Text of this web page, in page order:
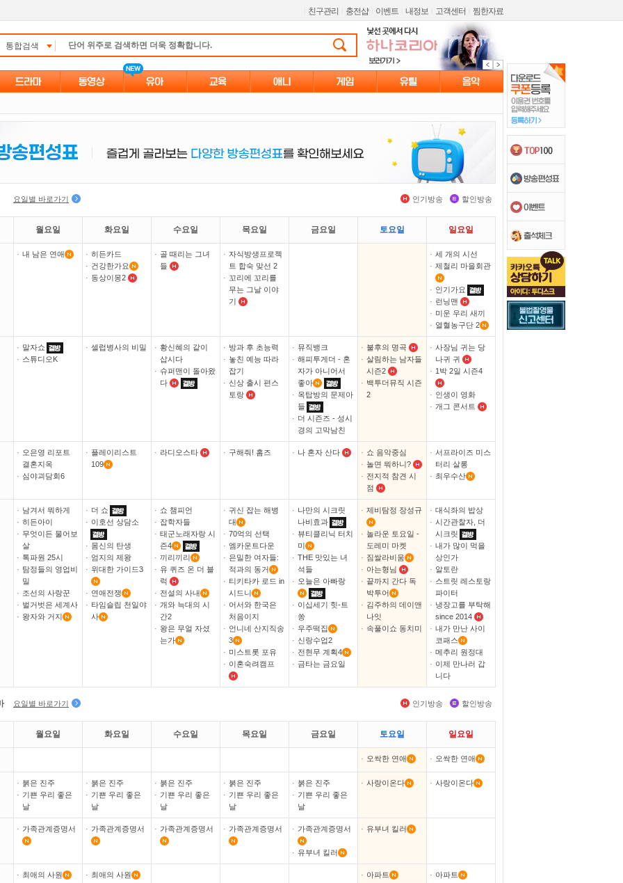
친구관리 충전샵 이벤트 내정보 고객센터 찜한자료
통합검색
요일별 바로가기 인기방송 할인방송
월요일 화요일 수요일 목요일 금요일 토요일 일요일
· 내 남은 연애 · 히든카드
· 건강한가요
· 동상이몽2
· 골 때리는 그녀
들
· 자식방생프로젝
트 합숙 맞선 2
· 꼬리에 꼬리를
무는 그날 이야
기
· 세 개의 시선
· 제철리 마을회관
· 인기가요
· 런닝맨
· 미운 우리 새끼
· 열혈농구단 2
· 말자쇼
· 스튜디오K
· 셀럽병사의 비밀 · 황신혜의 같이
삽시다
· 슈퍼맨이 돌아왔
다
· 방과 후 초능력
· 놓친 예능 따라
잡기
· 신상 출시 편스
토랑
· 뮤직뱅크
· 해피투게더 - 혼
자가 아니어서
좋아
· 옥탑방의 문제아
들
· 더 시즌즈 - 성시
경의 고막남친
· 불후의 명곡
· 살림하는 남자들
시즌2
· 백투더뮤직 시즌
2
· 사장님 귀는 당
나귀 귀
· 1박 2일 시즌4
· 인생이 영화
· 개그 콘서트
· 오은영 리포트
결혼지옥
· 심야괴담회6
· 플레이리스트
109
· 라디오스타 · 구해줘! 홈즈 · 나 혼자 산다 · 쇼 음악중심
· 놀면 뭐하니?
· 전지적 참견 시
점
· 서프라이즈 미스
터리 살롱
· 최우수산
· 남겨서 뭐하게
· 히든아이
· 무엇이든 물어보
살
· 톡파원 25시
· 탐정들의 영업비
밀
· 조선의 사랑꾼
· 벌거벗은 세계사
· 왕자와 거지
· 더 쇼
· 이호선 상담소
· 몸신의 탄생
· 엄지의 제왕
· 위대한 가이드3
· 연애전쟁
· 타임슬립 천일야
사
· 쇼 챔피언
· 잡학자들
· 태군노래자랑 시
즌4
· 끼리끼리
· 유 퀴즈 온 더 블
럭
· 전설의 사내
· 개와 늑대의 시
간2
· 왕은 무얼 자셨
는가
· 귀신 잡는 해병
대
· 70억의 선택
· 엠카운트다운
· 은밀한 여자들:
적과의 동거
· 티키타카 로드 in
시드니
· 어서와 한국은
처음이지
· 언니네 산지직송
3
· 미스트롯 포유
· 이혼숙려캠프
· 나만의 시크릿
나비효과
· 뷰티클리닉 터치
미
· THE 맛있는 녀
석들
· 오늘은 아빠랑
· 이십세기 힛-트
쏭
· 우주떡집
· 신랑수업2
· 전현무 계획4
· 금타는 금요일
· 제비탐정 장성규
· 놀라운 토요일 -
도레미 마켓
· 짐쌀라비움
· 아는형님
· 끝까지 간다 독
박투어
· 김주하의 데이앤
나잇
· 속풀이쇼 동치미
· 대식좌의 밥상
· 시간관찰자, 더
시크릿
· 내가 많이 먹을
상인가
· 알토란
· 스트릿 레스토랑
파이터
· 냉장고를 부탁해
since 2014
· 내가 만난 사이
코패스
· 메추리 원정대
· 이제 만나러 갑
니다
요일별 바로가기 인기방송 할인방송
월요일 화요일 수요일 목요일 금요일 토요일 일요일
· 오싹한 연애 · 오싹한 연애
· 붉은 진주
· 기쁜 우리 좋은
날
· 붉은 진주
· 기쁜 우리 좋은
날
· 붉은 진주
· 기쁜 우리 좋은
날
· 붉은 진주
· 기쁜 우리 좋은
날
· 붉은 진주
· 기쁜 우리 좋은
날
· 사랑이온다 · 사랑이온다
· 가족관계증명서 · 가족관계증명서 · 가족관계증명서 · 가족관계증명서 · 가족관계증명서
· 유부녀 킬러
· 유부녀 킬러
· 최애의 사원 · 최애의 사원 · 아파트 · 아파트